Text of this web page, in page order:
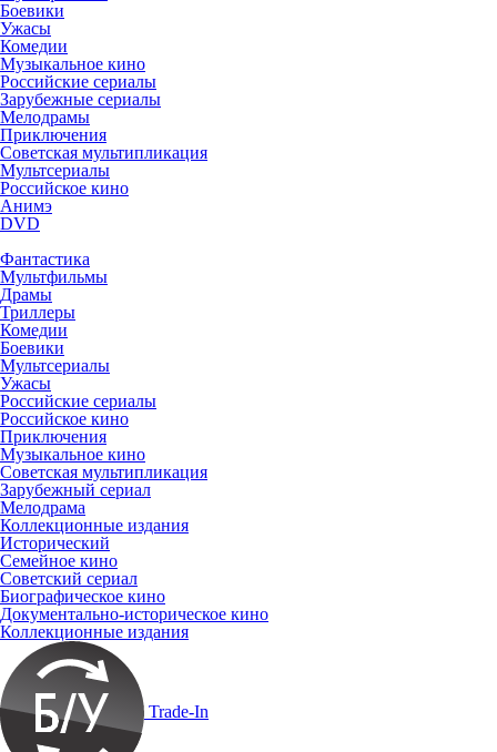
Боевики
Ужасы
Комедии
Музыкальное кино
Российские сериалы
Зарубежные сериалы
Мелодрамы
Приключения
Советская мультипликация
Мультсериалы
Российское кино
Анимэ
DVD
Фантастика
Мультфильмы
Драмы
Триллеры
Комедии
Боевики
Мультсериалы
Ужасы
Российские сериалы
Российское кино
Приключения
Музыкальное кино
Советская мультипликация
Зарубежный сериал
Мелодрама
Коллекционные издания
Исторический
Семейное кино
Советский сериал
Биографическое кино
Документально-историческое кино
Коллекционные издания
Trade-In